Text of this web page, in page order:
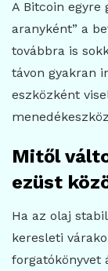
A Bitcoin egyre
aranyként” a
továbbra is
távon gyakran
eszközként
Mitől
ezüst
Ha az olaj
keresleti
forgatókönyvet